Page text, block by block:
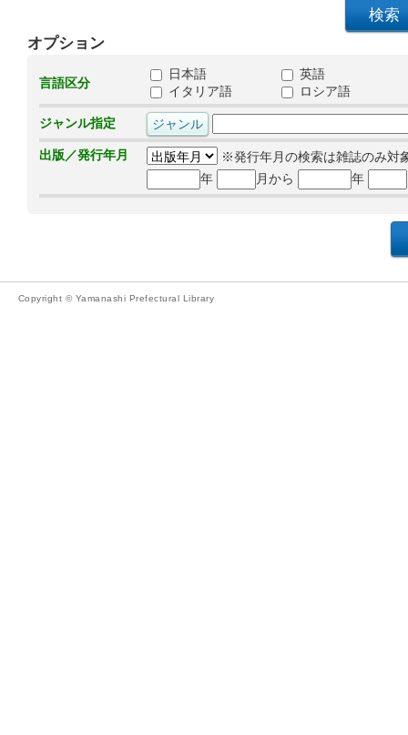
オプション
言語区分
日本語
英語
イタリア語
ロシア語
ジャンル指定
出版／発行年月
※発行年月の検索は雑誌のみ対
年
月から 年
Copyright © Yamanashi Prefectural Library